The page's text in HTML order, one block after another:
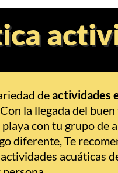
deactividades
la llegada del
con tu grupo de
diferente, Te
acuáticas